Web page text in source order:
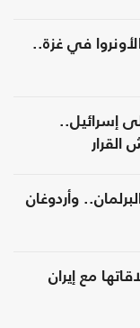
في غزة..
إسرائيل..
القرار
وأردوغان
مع إيران